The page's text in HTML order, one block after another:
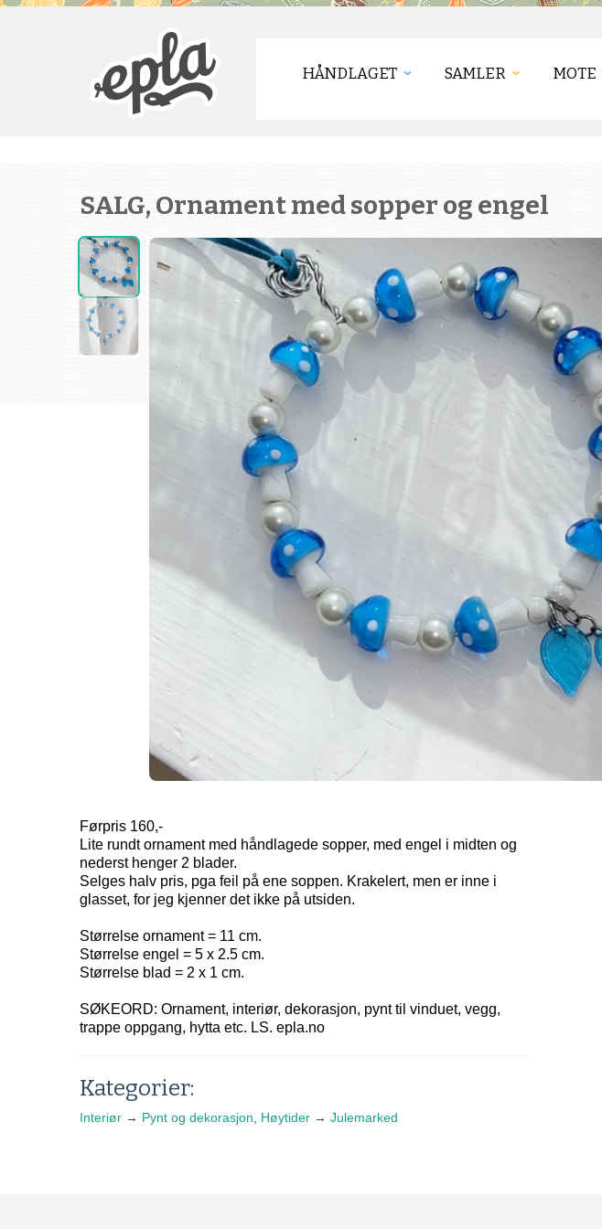
HÅNDLAGET SAMLER MOTE
SALG, Ornament med sopper og engel
Førpris 160,-
Lite rundt ornament med håndlagede sopper, med engel i midten og
nederst henger 2 blader.
Selges halv pris, pga feil på ene soppen. Krakelert, men er inne i
glasset, for jeg kjenner det ikke på utsiden.
Størrelse ornament = 11 cm.
Størrelse engel = 5 x 2.5 cm.
Størrelse blad = 2 x 1 cm.
SØKEORD: Ornament, interiør, dekorasjon, pynt til vinduet, vegg,
trappe oppgang, hytta etc. LS. epla.no
Kategorier:
Interiør → Pynt og dekorasjon Høytider → Julemarked